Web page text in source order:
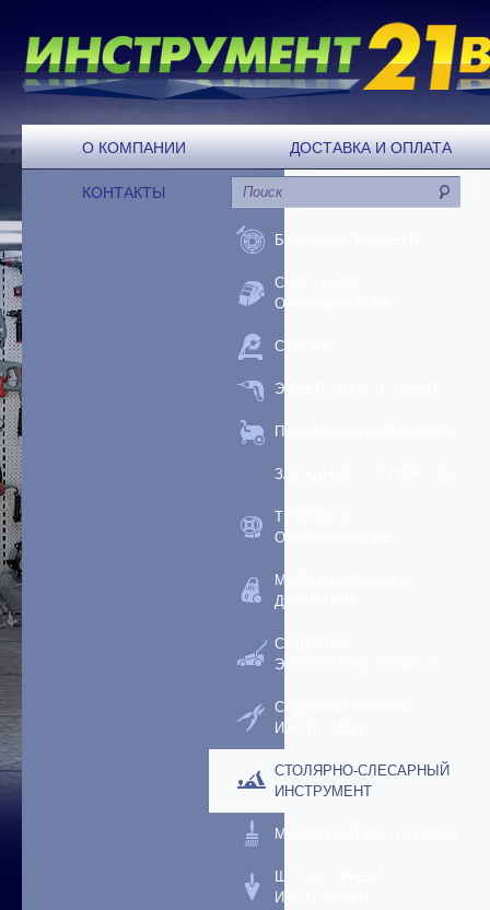
О КОМПАНИИ ДОСТАВКА И ОПЛАТА
КОНТАКТЫ
БЕНЗОИНСТРУМЕНТ
СВАРОЧНОЕ
ОБОРУДОВАНИЕ
СТАНКИ
ЭЛЕКТРОИНСТРУМЕНТ
ПНЕВМООБОРУДОВАНИЕ
ЗАРЯДНЫЕ УСТРОЙСТВА
ТЕПЛОВОЕ
ОБОРУДОВАНИЕ
МОЙКИ ВЫСОКОГО
ДАВЛЕНИЯ
САДОВЫЙ
ЭЛЕКТРОИНСТРУМЕНТ
САДОВЫЙ РУЧНОЙ
ИНСТРУМЕНТ
СТОЛЯРНО-СЛЕСАРНЫЙ
ИНСТРУМЕНТ
МАЛЯРНЫЙ ИНСТРУМЕНТ
ШТУКАТУРНЫЙ
ИНСТРУМЕНТ